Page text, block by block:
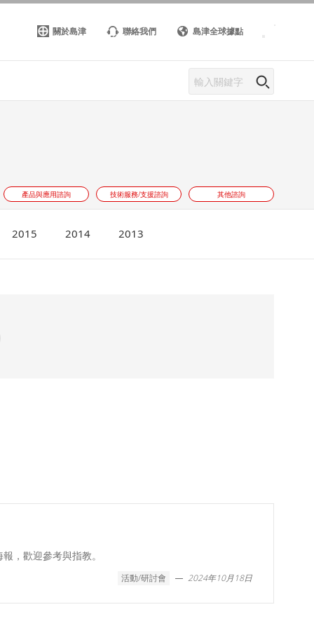
關於島津 聯絡我們 島津全球據點
產品與應用諮詢 技術服務/支援諮詢 其他諮詢
2015 2014 2013
，歡迎參考與指教。
活動/研討會 2024年10月18日